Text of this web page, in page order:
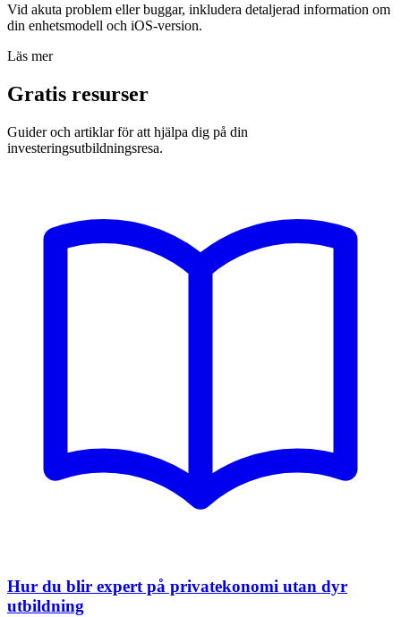
Vid akuta problem eller buggar, inkludera detaljerad information om
din enhetsmodell och iOS-version.
Läs mer
Gratis resurser
Guider och artiklar för att hjälpa dig på din
investeringsutbildningsresa.
Hur du blir expert på privatekonomi utan dyr
utbildning